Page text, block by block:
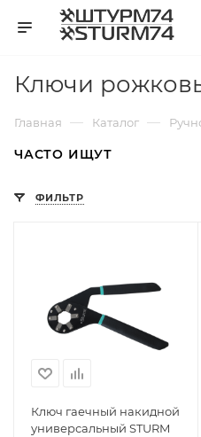
Ключи
Главная — Каталог —
ЧАСТО ИЩУТ
ФИЛЬТР
Ключ гаечный накидной
универсальный STURM